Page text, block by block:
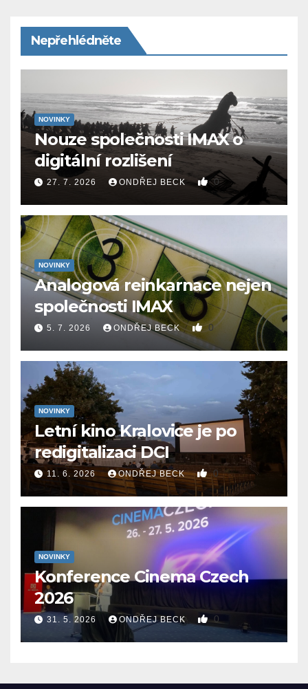
Nepřehlédněte
NOVINKY
Nouze společnosti IMAX o
digitální rozlišení
27. 7. 2026 ONDŘEJ BECK 0
NOVINKY
Analogová reinkarnace nejen
společnosti IMAX
5. 7. 2026 ONDŘEJ BECK 0
NOVINKY
Letní kino Kralovice je po
redigitalizaci DCI
11. 6. 2026 ONDŘEJ BECK 0
NOVINKY
Konference Cinema Czech
2026
31. 5. 2026 ONDŘEJ BECK 0